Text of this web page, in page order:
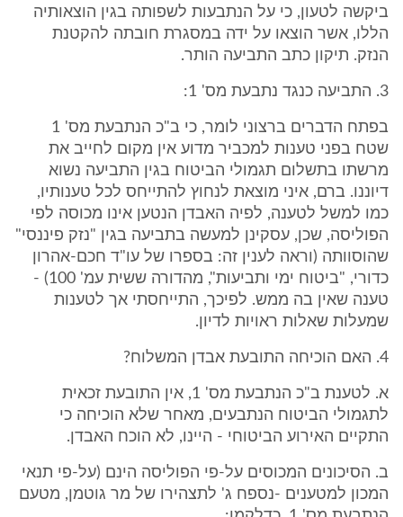
ביקשה לטעון, כי על הנתבעות לשפותה בגין הוצאותיה
הללו, אשר הוצאו על ידה במסגרת חובתה להקטנת
הנזק. תיקון כתב התביעה הותר.
3. התביעה כנגד נתבעת מס' 1:
בפתח הדברים ברצוני לומר, כי ב"כ הנתבעת מס' 1
שטח בפני טענות למכביר מדוע אין מקום לחייב את
מרשתו בתשלום תגמולי הביטוח בגין התביעה נשוא
דיוננו. ברם, איני מוצאת לנחוץ להתייחס לכל טענותיו,
כמו למשל לטענה, לפיה האבדן הנטען אינו מכוסה לפי
הפוליסה, שכן, עסקינן למעשה בתביעה בגין "נזק פיננסי"
שהוסוותה (וראה לענין זה: בספרו של עו"ד חכם-אהרון
כדורי, "ביטוח ימי ותביעות", מהדורה ששית עמ' 100) -
טענה שאין בה ממש. לפיכך, התייחסתי אך לטענות
שמעלות שאלות ראויות לדיון.
4. האם הוכיחה התובעת אבדן המשלוח?
א. לטענת ב"כ הנתבעת מס' 1, אין התובעת זכאית
לתגמולי הביטוח הנתבעים, מאחר שלא הוכיחה כי
התקיים האירוע הביטוחי - היינו, לא הוכח האבדן.
ב. הסיכונים המכוסים על-פי הפוליסה הינם (על-פי תנאי
המכון למטענים -נספח ג' לתצהירו של מר גוטמן, מטעם